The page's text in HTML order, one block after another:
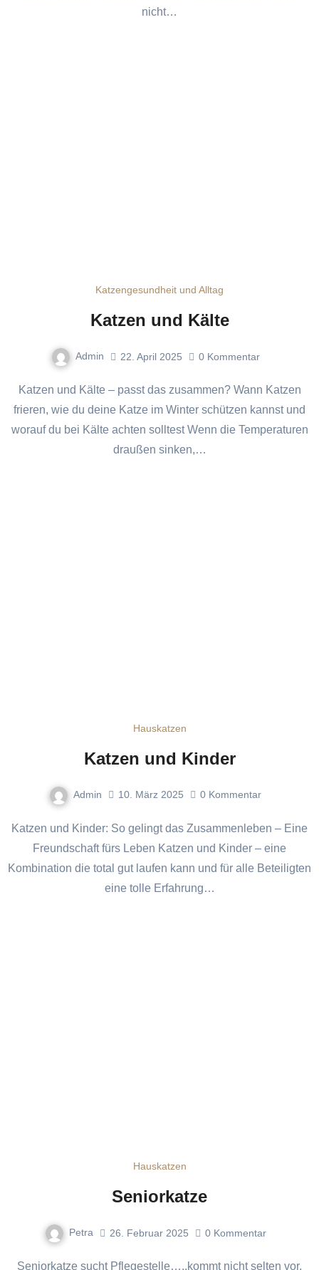
nicht…
Katzengesundheit und Alltag
Katzen und Kälte
Admin 22. April 2025 0 Kommentar
Katzen und Kälte – passt das zusammen? Wann Katzen
frieren, wie du deine Katze im Winter schützen kannst und
worauf du bei Kälte achten solltest Wenn die Temperaturen
draußen sinken,…
Hauskatzen
Katzen und Kinder
Admin 10. März 2025 0 Kommentar
Katzen und Kinder: So gelingt das Zusammenleben – Eine
Freundschaft fürs Leben Katzen und Kinder – eine
Kombination die total gut laufen kann und für alle Beteiligten
eine tolle Erfahrung…
Hauskatzen
Seniorkatze
Petra 26. Februar 2025 0 Kommentar
Seniorkatze sucht Pflegestelle…..kommt nicht selten vor,